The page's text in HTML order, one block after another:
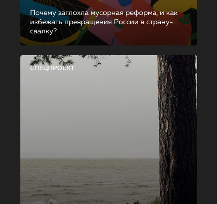
Почему заглохла мусорная реформа, и как
избежать превращения России в страну-
свалку?
СПЕЦПРОЕКТ